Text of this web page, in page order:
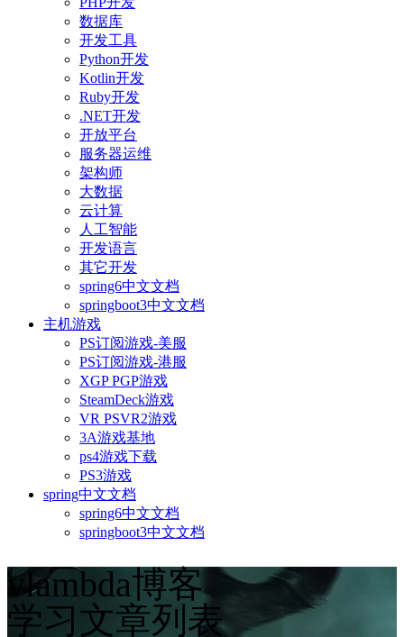
数据库
开发工具
Python开发
Kotlin开发
Ruby开发
.NET开发
开放平台
服务器运维
架构师
大数据
云计算
人工智能
开发语言
其它开发
spring6中文文档
springboot3中文文档
主机游戏
PS订阅游戏-美服
PS订阅游戏-港服
XGP PGP游戏
SteamDeck游戏
VR PSVR2游戏
3A游戏基地
ps4游戏下载
PS3游戏
spring中文文档
spring6中文文档
springboot3中文文档
vlambda博客
学习文章列表